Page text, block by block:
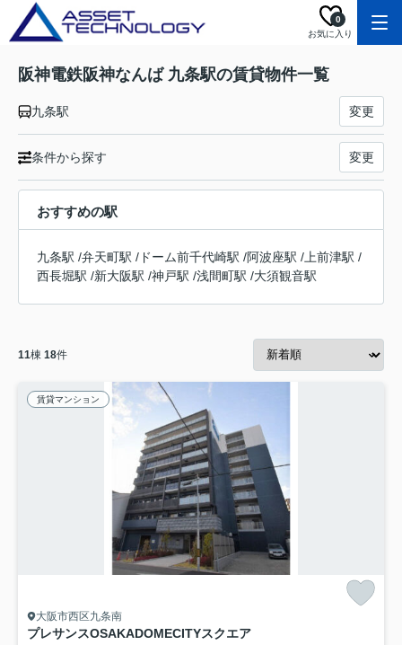
お気に入り
0
阪神電鉄阪神なんば 九条駅の賃貸物件一覧
九条駅 変更
条件から探す 変更
おすすめの駅
九条駅 /弁天町駅 / ドーム前千代崎駅 /阿波座駅 / 上前津駅 /
西長堀駅 /新大阪駅 /神戸駅 /浅間町駅 /大須観音駅
11棟 18件
賃貸マンション
大阪市西区九条南
プレサンスOSAKADOMECITYスクエア